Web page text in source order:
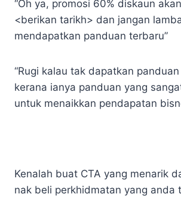
“Oh ya, promosi 60% diskaun
<berikan tarikh> dan jangan
mendapatkan panduan terbaru”
“Rugi kalau tak dapatkan
kerana ianya panduan yang
untuk menaikkan pendapatan
Kenalah buat CTA yang menarik
nak beli perkhidmatan yang anda